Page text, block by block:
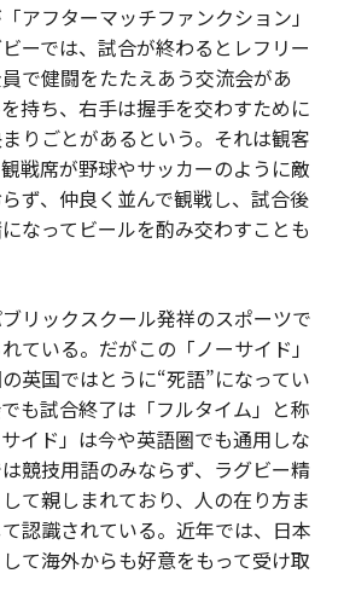
アフターマッチファンクション」
ーでは、試合が終わるとレフリー
で健闘をたたえあう交流会があ
持ち、右手は握手を交わすために
りごとがあるという。それは観客
戦席が野球やサッカーのように敵
ず、仲良く並んで観戦し、試合後
なってビールを酌み交わすことも
リックスクール発祥のスポーツで
ている。だがこの「ノーサイド」
英国ではとうに“死語”になってい
も試合終了は「フルタイム」と称
イド」は今や英語圏でも通用しな
競技用語のみならず、ラグビー精
て親しまれており、人の在り方ま
認識されている。近年では、日本
て海外からも好意をもって受け取